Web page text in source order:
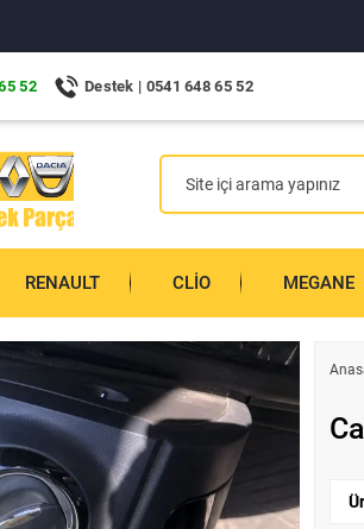
52 Destek | 0541 648 65 52
RENAULT CLIO MEGANE